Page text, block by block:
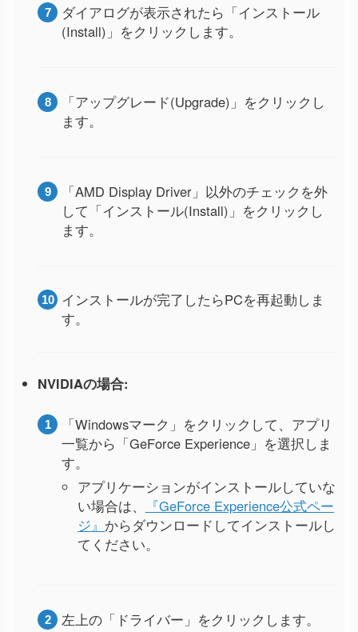
ダイアログが表示されたら「インストール
(Install)」をクリックします。
「アップグレード(Upgrade)」をクリックし
ます。
「AMD Display Driver」以外のチェックを外
して「インストール(Install)」をクリックし
ます。
インストールが完了したらPCを再起動しま
す。
NVIDIAの場合:
「Windowsマーク」をクリックして、アプリ
一覧から「GeForce Experience」を選択しま
す。
アプリケーションがインストールしていな
い場合は、
『GeForce Experience公式ペー
ジ』 からダウンロードしてインストールし
てください。
左上の「ドライバー」をクリックします。